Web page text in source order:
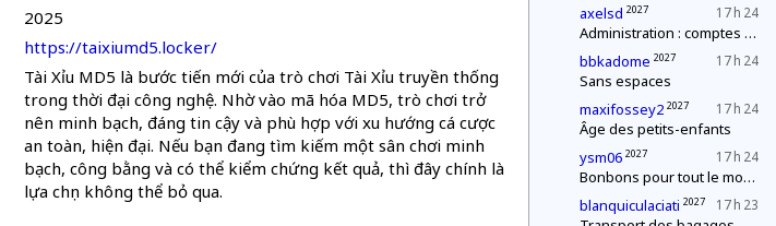
17 h 24
axelsd 2027
Administration : comptes annuels
17 h 24
bbkadome 2027
Sans espaces
17 h 24
maxifossey2 2027
Âge des petits-enfants
17 h 24
ysm06 2027
Bonbons pour tout le monde !
17 h 23
blanquiculaciati 2027
2025
https://taixiumd5.locker/
Tài Xỉu MD5 là bước tiến mới của trò chơi Tài Xỉu truyền thống
trong thời đại công nghệ. Nhờ vào mã hóa MD5, trò chơi trở
nên minh bạch, đáng tin cậy và phù hợp với xu hướng cá cược
an toàn, hiện đại. Nếu bạn đang tìm kiếm một sân chơi minh
bạch, công bằng và có thể kiểm chứng kết quả, thì đây chính là
lựa chọn không thể bỏ qua.